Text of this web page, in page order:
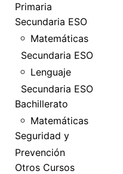
Primaria
Secundaria ESO
Matemáticas
Secundaria ESO
Lenguaje
Secundaria ESO
Bachillerato
Matemáticas
Seguridad y
Prevención
Otros Cursos